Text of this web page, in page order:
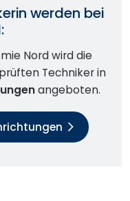
werden bei
Nord wird die
Techniker in
angeboten.